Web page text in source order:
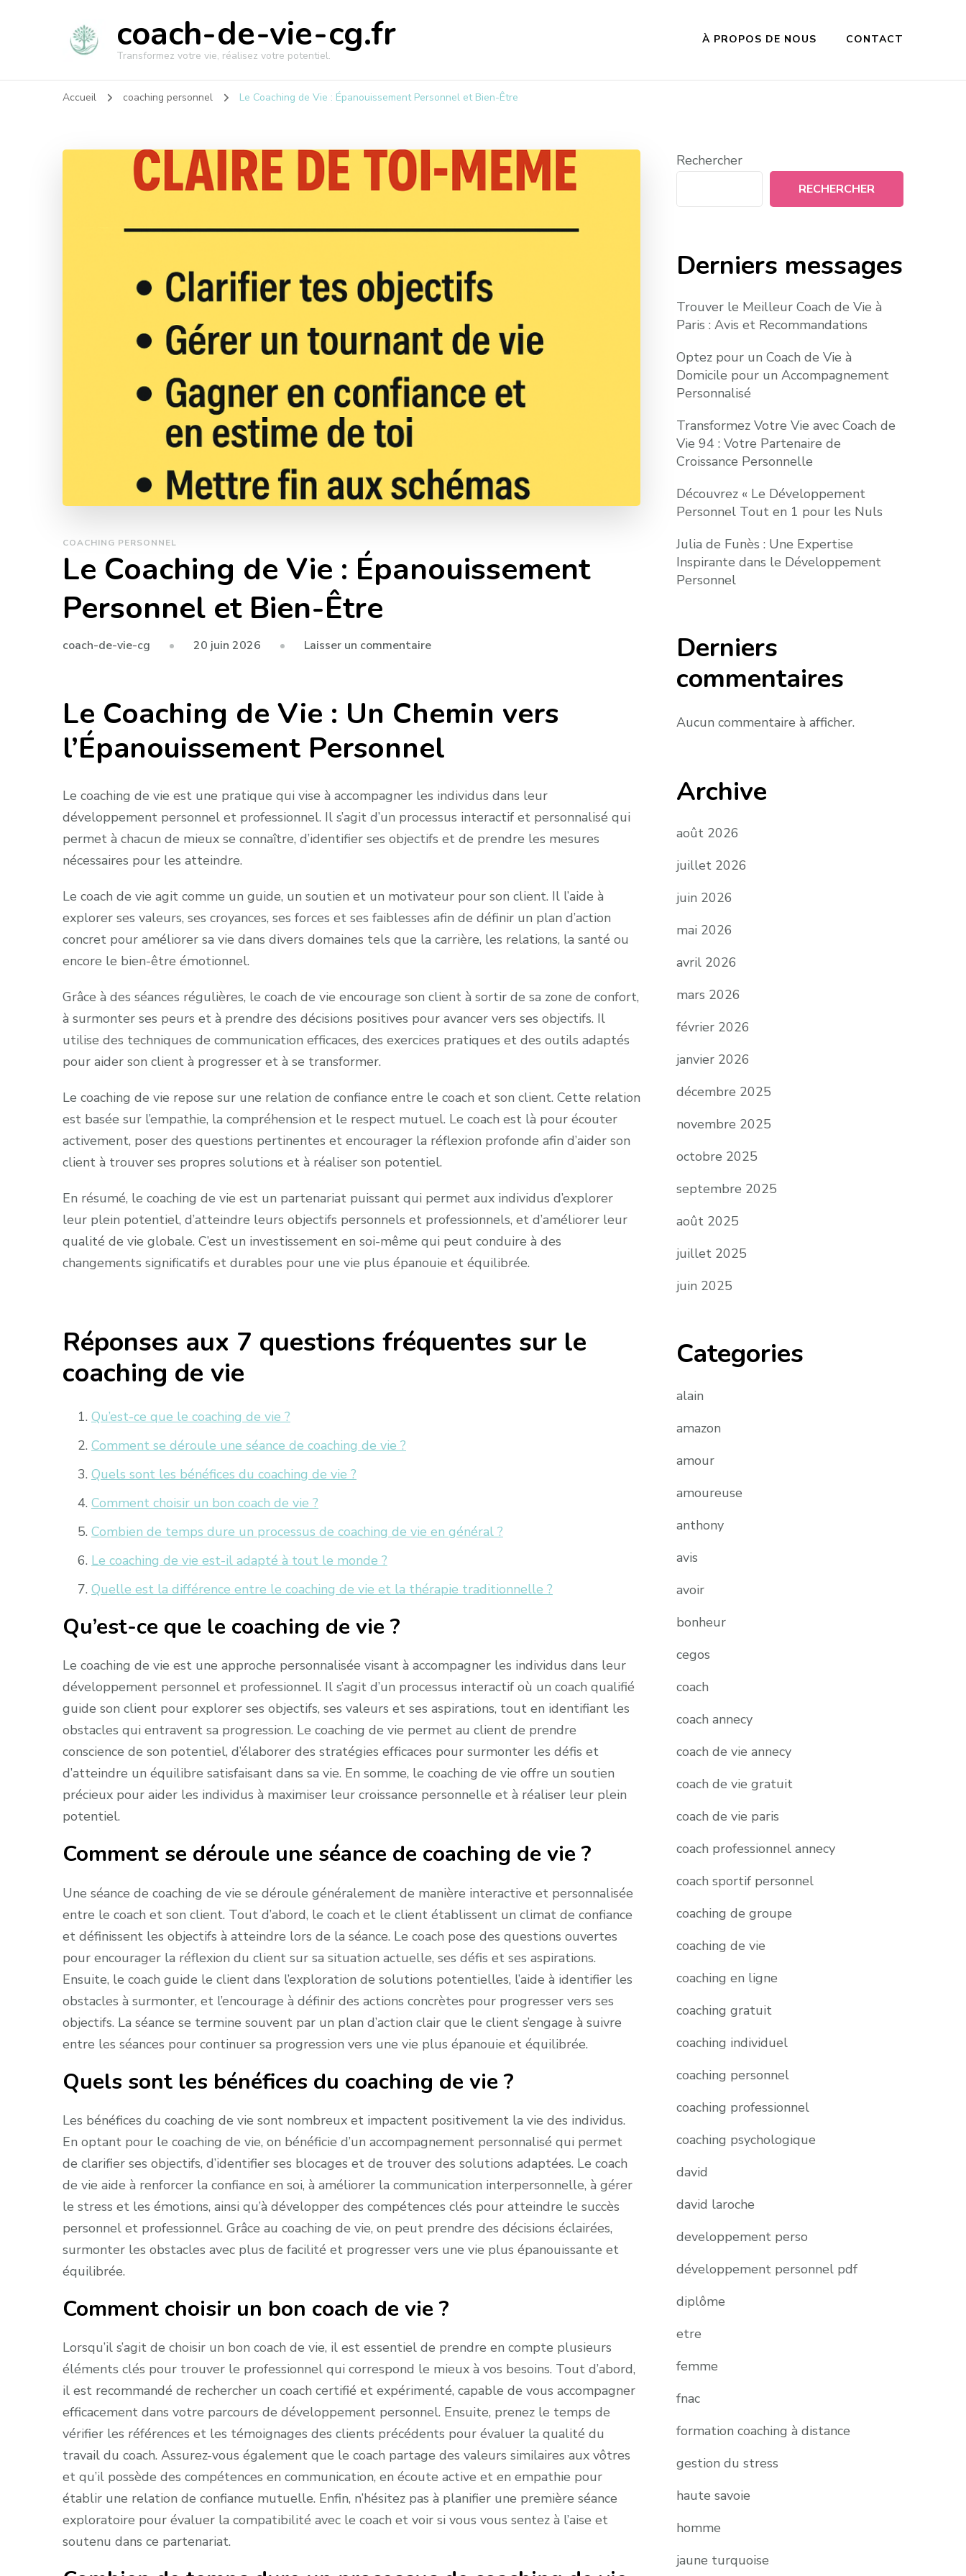
coach-de-vie-cg.fr
Transformez votre vie, réalisez votre potentiel.
À PROPOS DE NOUS CONTACT
Accueil coaching personnel Le Coaching de Vie : Épanouissement Personnel et Bien-Être
COACHING PERSONNEL
Le Coaching de Vie : Épanouissement
Personnel et Bien-Être
coach-de-vie-cg 20 juin 2026 Laisser un commentairesur
Vie
:
Épanouissement
et
Bien-
Être
Le Coaching de Vie : Un Chemin vers
l’Épanouissement Personnel
Le coaching de vie est une pratique qui vise à accompagner les individus dans leur
développement personnel et professionnel. Il s’agit d’un processus interactif et personnalisé qui
permet à chacun de mieux se connaître, d’identifier ses objectifs et de prendre les mesures
nécessaires pour les atteindre.
Le coach de vie agit comme un guide, un soutien et un motivateur pour son client. Il l’aide à
explorer ses valeurs, ses croyances, ses forces et ses faiblesses afin de définir un plan d’action
concret pour améliorer sa vie dans divers domaines tels que la carrière, les relations, la santé ou
encore le bien-être émotionnel.
Grâce à des séances régulières, le coach de vie encourage son client à sortir de sa zone de confort,
à surmonter ses peurs et à prendre des décisions positives pour avancer vers ses objectifs. Il
utilise des techniques de communication efficaces, des exercices pratiques et des outils adaptés
pour aider son client à progresser et à se transformer.
Le coaching de vie repose sur une relation de confiance entre le coach et son client. Cette relation
est basée sur l’empathie, la compréhension et le respect mutuel. Le coach est là pour écouter
activement, poser des questions pertinentes et encourager la réflexion profonde afin d’aider son
client à trouver ses propres solutions et à réaliser son potentiel.
En résumé, le coaching de vie est un partenariat puissant qui permet aux individus d’explorer
leur plein potentiel, d’atteindre leurs objectifs personnels et professionnels, et d’améliorer leur
qualité de vie globale. C’est un investissement en soi-même qui peut conduire à des
changements significatifs et durables pour une vie plus épanouie et équilibrée.
Réponses aux 7 questions fréquentes sur le
coaching de vie
Qu’est-ce que le coaching de vie ?
Comment se déroule une séance de coaching de vie ?
Quels sont les bénéfices du coaching de vie ?
Comment choisir un bon coach de vie ?
Combien de temps dure un processus de coaching de vie en général ?
Le coaching de vie est-il adapté à tout le monde ?
Quelle est la différence entre le coaching de vie et la thérapie traditionnelle ?
Qu’est-ce que le coaching de vie ?
Le coaching de vie est une approche personnalisée visant à accompagner les individus dans leur
développement personnel et professionnel. Il s’agit d’un processus interactif où un coach qualifié
guide son client pour explorer ses objectifs, ses valeurs et ses aspirations, tout en identifiant les
obstacles qui entravent sa progression. Le coaching de vie permet au client de prendre
conscience de son potentiel, d’élaborer des stratégies efficaces pour surmonter les défis et
d’atteindre un équilibre satisfaisant dans sa vie. En somme, le coaching de vie offre un soutien
précieux pour aider les individus à maximiser leur croissance personnelle et à réaliser leur plein
potentiel.
Comment se déroule une séance de coaching de vie ?
Une séance de coaching de vie se déroule généralement de manière interactive et personnalisée
entre le coach et son client. Tout d’abord, le coach et le client établissent un climat de confiance
et définissent les objectifs à atteindre lors de la séance. Le coach pose des questions ouvertes
pour encourager la réflexion du client sur sa situation actuelle, ses défis et ses aspirations.
Ensuite, le coach guide le client dans l’exploration de solutions potentielles, l’aide à identifier les
obstacles à surmonter, et l’encourage à définir des actions concrètes pour progresser vers ses
objectifs. La séance se termine souvent par un plan d’action clair que le client s’engage à suivre
entre les séances pour continuer sa progression vers une vie plus épanouie et équilibrée.
Quels sont les bénéfices du coaching de vie ?
Les bénéfices du coaching de vie sont nombreux et impactent positivement la vie des individus.
En optant pour le coaching de vie, on bénéficie d’un accompagnement personnalisé qui permet
de clarifier ses objectifs, d’identifier ses blocages et de trouver des solutions adaptées. Le coach
de vie aide à renforcer la confiance en soi, à améliorer la communication interpersonnelle, à gérer
le stress et les émotions, ainsi qu’à développer des compétences clés pour atteindre le succès
personnel et professionnel. Grâce au coaching de vie, on peut prendre des décisions éclairées,
surmonter les obstacles avec plus de facilité et progresser vers une vie plus épanouissante et
équilibrée.
Comment choisir un bon coach de vie ?
Lorsqu’il s’agit de choisir un bon coach de vie, il est essentiel de prendre en compte plusieurs
éléments clés pour trouver le professionnel qui correspond le mieux à vos besoins. Tout d’abord,
il est recommandé de rechercher un coach certifié et expérimenté, capable de vous accompagner
efficacement dans votre parcours de développement personnel. Ensuite, prenez le temps de
vérifier les références et les témoignages des clients précédents pour évaluer la qualité du
travail du coach. Assurez-vous également que le coach partage des valeurs similaires aux vôtres
et qu’il possède des compétences en communication, en écoute active et en empathie pour
établir une relation de confiance mutuelle. Enfin, n’hésitez pas à planifier une première séance
exploratoire pour évaluer la compatibilité avec le coach et voir si vous vous sentez à l’aise et
soutenu dans ce partenariat.
Rechercher
RECHERCHER
Derniers messages
Trouver le Meilleur Coach de Vie à
Paris : Avis et Recommandations
Optez pour un Coach de Vie à
Domicile pour un Accompagnement
Personnalisé
Transformez Votre Vie avec Coach de
Vie 94 : Votre Partenaire de
Croissance Personnelle
Découvrez « Le Développement
Personnel Tout en 1 pour les Nuls
Julia de Funès : Une Expertise
Inspirante dans le Développement
Personnel
Derniers
commentaires
Aucun commentaire à afficher.
Archive
août 2026
juillet 2026
juin 2026
mai 2026
avril 2026
mars 2026
février 2026
janvier 2026
décembre 2025
novembre 2025
octobre 2025
septembre 2025
août 2025
juillet 2025
juin 2025
Categories
alain
amazon
amour
amoureuse
anthony
avis
avoir
bonheur
cegos
coach
coach annecy
coach de vie annecy
coach de vie gratuit
coach de vie paris
coach professionnel annecy
coach sportif personnel
coaching de groupe
coaching de vie
coaching en ligne
coaching gratuit
coaching individuel
coaching personnel
coaching professionnel
coaching psychologique
david
david laroche
developpement perso
développement personnel pdf
diplôme
etre
femme
fnac
formation coaching à distance
gestion du stress
haute savoie
homme
jaune turquoise